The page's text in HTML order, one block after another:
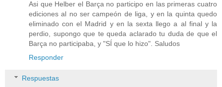
Asi que Helber el Barça no participo en las primeras cuatro
ediciones al no ser campeón de liga, y en la quinta quedo
eliminado con el Madrid y en la sexta llego a al final y la
perdio, supongo que te queda aclarado tu duda de que el
Barça no participaba, y "SÍ que lo hizo". Saludos
Responder
Respuestas